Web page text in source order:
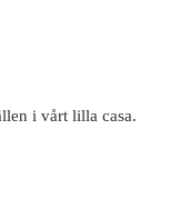
i vårt lilla casa.